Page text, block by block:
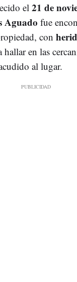
el 21 de
Aguado fue
con
hallar en las
al lugar.